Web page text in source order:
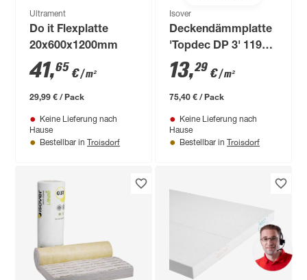
Ultrament
Do it Flexplatte
20x600x1200mm
41,65 €/ m²
29,99 € / Pack
Keine Lieferung nach
Hause
Bestellbar in Troisdorf
Isover
Deckendämmplatte
'Topdec DP 3' 1194 x
594 x 50 mm
13,29 €/ m²
75,40 € / Pack
Keine Lieferung nach
Hause
Bestellbar in Troisdorf